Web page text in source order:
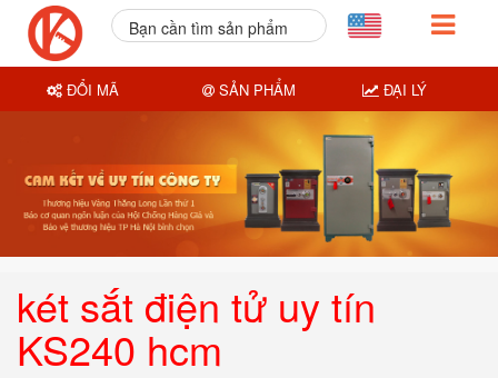
két sắt điện tử uy tín
KS240 hcm
Bạn cần tìm sản phẩm
ĐỔI MÃ SẢN PHẨM ĐẠI LÝ